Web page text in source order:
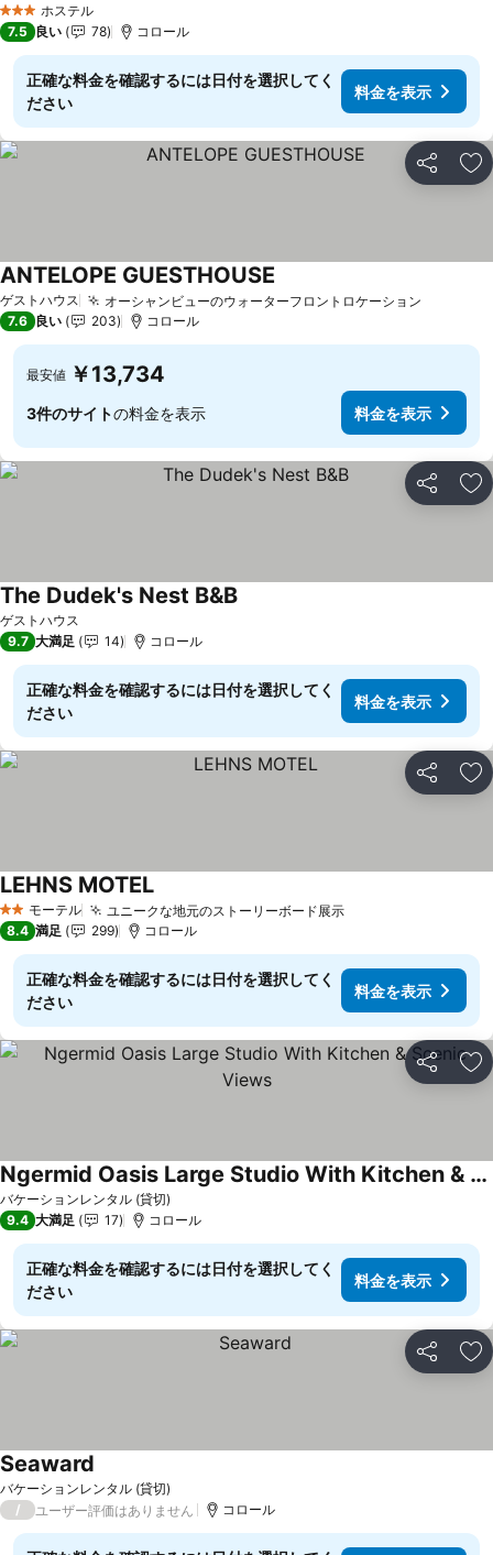
3 ホテルのランク
ホステル
7.5 良い 78 コロール
正確な料金を確認するには日付を選択してく
ださい
料金を表示
シェア お
ゲストハウス オーシャンビューのウォーターフロントロケーション
ANTELOPE GUESTHOUSE
7.6 良い 203 コロール
最安値 ￥13,734
3件のサイトの料金を表示 料金を表示
シェア お
ゲストハウス
The Dudek's Nest B&B料金を表示
9.7 大満足 14 コロール
正確な料金を確認するには日付を選択してく
ださい
料金を表示
シェア お
2 ホテルのランク
モーテル ユニークな地元のストーリーボード展示料金を表示
LEHNS MOTEL料金を表示
8.4 満足 299 コロール
正確な料金を確認するには日付を選択してく
ださい
料金を表示
シェア お
バケーションレンタル (貸切)
Ngermid Oasis Large Studio With Kitchen & Scenic Views
料金を表示
9.4 大満足 17 コロール
正確な料金を確認するには日付を選択してく
ださい
料金を表示
シェア お
バケーションレンタル (貸切)
Seaward
/ ユーザー評価はありません コロール